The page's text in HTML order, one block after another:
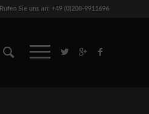
Rufen Sie uns an: +49 (0)208-9911696